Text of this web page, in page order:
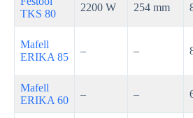
TKS 80
2200 W 254 mm
Mafell
ERIKA 85
– –
Mafell
ERIKA 60
– –